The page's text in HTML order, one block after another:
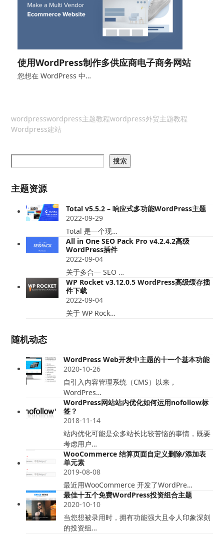
使用WordPress制作多供应商电子商务网站
您想在 WordPress 中…
wordpresswordpress主题教程wordpress外贸主题教程
Wordpress建站
搜索
主题资源
Total v5.5.2 – 响应式多功能WordPress主题
2022-09-29
Total 是一个现…
All in One SEO Pack Pro v4.2.4.2高级
WordPress插件
2022-09-04
关于多合一 SEO …
WP Rocket v3.12.0.5 WordPress高级缓存插
件下载
2022-09-04
关于 WP Rock…
随机动态
WordPress Web开发中主题的十一个基本功能
2020-10-26
自引入内容管理系统（CMS）以来，
WordPres…
WordPress网站站内优化如何运用nofollow标
签？
2018-11-14
站内优化可能是众多站长比较苦恼的事情，既要
考虑用户…
WooCommerce 结算页面自定义删除/添加表
单元素
2019-08-08
最近用WooCommerce 开发了WordPre…
最佳十五个免费WordPress投资组合主题
2020-10-10
当您想被录用时，拥有功能强大且令人印象深刻
的投资组…